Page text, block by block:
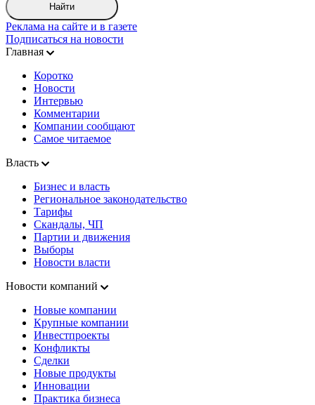
Найти
Реклама на сайте и в газете
Подписаться на новости
Главная
Коротко
Новости
Интервью
Комментарии
Компании сообщают
Самое читаемое
Власть
Бизнес и власть
Региональное законодательство
Тарифы
Скандалы, ЧП
Партии и движения
Выборы
Новости власти
Новости компаний
Новые компании
Крупные компании
Инвестпроекты
Конфликты
Сделки
Новые продукты
Инновации
Практика бизнеса